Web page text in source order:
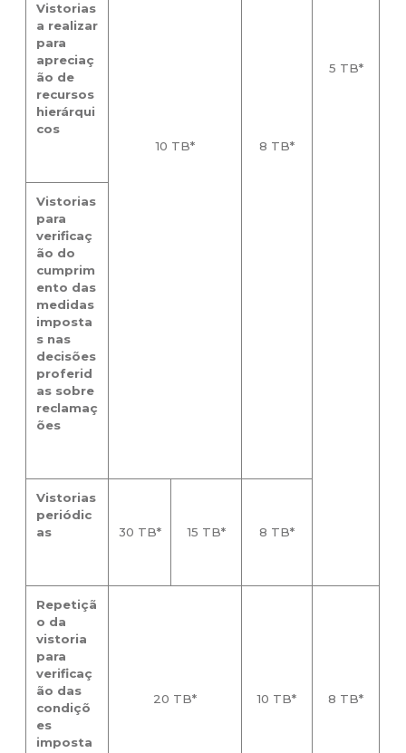
5 TB*
10 TB* 8 TB*
Vistorias
a realizar
para
apreciaç
ão de
recursos
hierárqui
cos
Vistorias
para
verificaç
ão do
cumprim
ento das
medidas
imposta
s nas
decisões
proferid
as sobre
reclamaç
ões
Vistorias
periódic
as
30 TB* 15 TB* 8 TB*
Repetiçã
o da
vistoria
para
verificaç
ão das
condiçõ
es
imposta
20 TB* 10 TB* 8 TB*